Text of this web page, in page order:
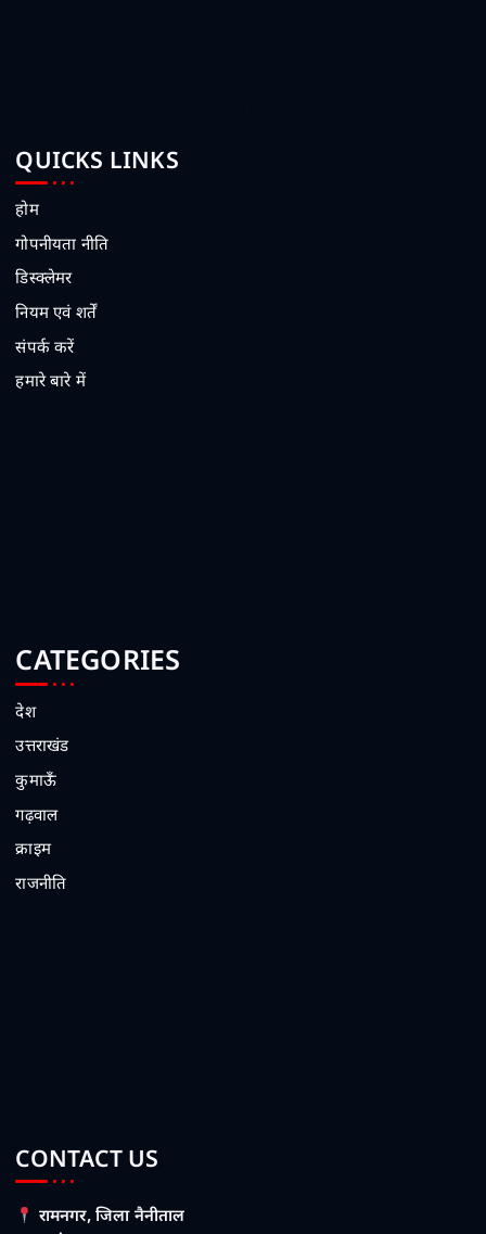
QUICKS LINKS
होम
गोपनीयता नीति
डिस्क्लेमर
नियम एवं शर्तें
संपर्क करें
हमारे बारे में
CATEGORIES
देश
उत्तराखंड
कुमाऊँ
गढ़वाल
क्राइम
राजनीति
CONTACT US
रामनगर, जिला नैनीताल